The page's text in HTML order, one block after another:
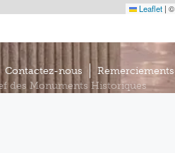
Leaflet | ©
Contactez-nous
Remerciements
des Monuments Historiques